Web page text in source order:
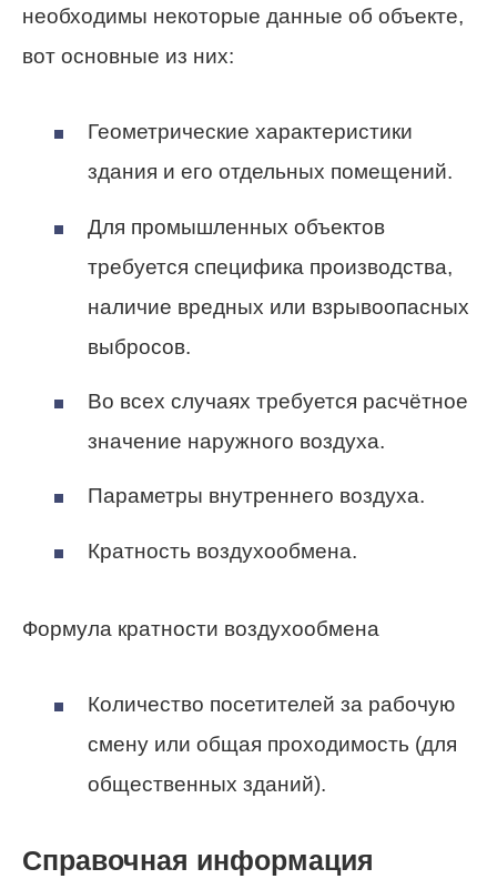
необходимы некоторые данные об объекте,
вот основные из них:
Геометрические характеристики
здания и его отдельных помещений.
Для промышленных объектов
требуется специфика производства,
наличие вредных или взрывоопасных
выбросов.
Во всех случаях требуется расчётное
значение наружного воздуха.
Параметры внутреннего воздуха.
Кратность воздухообмена.
Формула кратности воздухообмена
Количество посетителей за рабочую
смену или общая проходимость (для
общественных зданий).
Справочная информация